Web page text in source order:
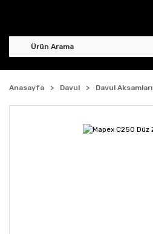
Anasayfa Davul Davul Aksamları